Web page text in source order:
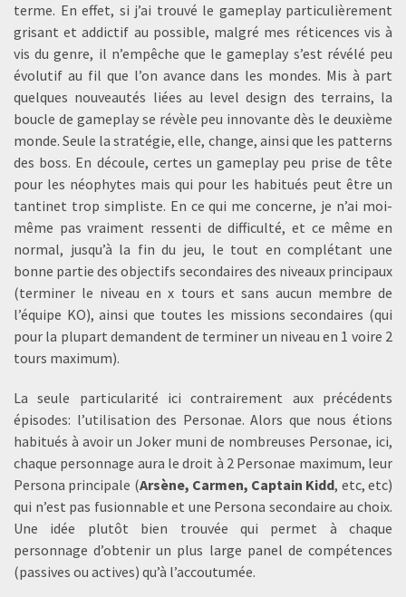
terme. En effet, si j’ai trouvé le gameplay particulièrement
grisant et addictif au possible, malgré mes réticences vis à
vis du genre, il n’empêche que le gameplay s’est révélé peu
évolutif au fil que l’on avance dans les mondes. Mis à part
quelques nouveautés liées au level design des terrains, la
boucle de gameplay se révèle peu innovante dès le deuxième
monde. Seule la stratégie, elle, change, ainsi que les patterns
des boss. En découle, certes un gameplay peu prise de tête
pour les néophytes mais qui pour les habitués peut être un
tantinet trop simpliste. En ce qui me concerne, je n’ai moi-
même pas vraiment ressenti de difficulté, et ce même en
normal, jusqu’à la fin du jeu, le tout en complétant une
bonne partie des objectifs secondaires des niveaux principaux
(terminer le niveau en x tours et sans aucun membre de
l’équipe KO), ainsi que toutes les missions secondaires (qui
pour la plupart demandent de terminer un niveau en 1 voire 2
tours maximum).
La seule particularité ici contrairement aux précédents
épisodes: l’utilisation des Personae. Alors que nous étions
habitués à avoir un Joker muni de nombreuses Personae, ici,
chaque personnage aura le droit à 2 Personae maximum, leur
Persona principale (Arsène, Carmen, Captain Kidd, etc, etc)
qui n’est pas fusionnable et une Persona secondaire au choix.
Une idée plutôt bien trouvée qui permet à chaque
personnage d’obtenir un plus large panel de compétences
(passives ou actives) qu’à l’accoutumée.